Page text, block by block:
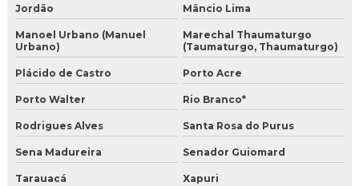
Jordão Mâncio Lima
Manoel Urbano (Manuel
Urbano)
Marechal Thaumaturgo
(Taumaturgo, Thaumaturgo)
Plácido de Castro Porto Acre
Porto Walter Rio Branco*
Rodrigues Alves Santa Rosa do Purus
Sena Madureira Senador Guiomard
Tarauacá
Xapuri